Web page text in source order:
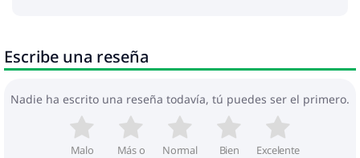
Escribe una reseña
Nadie ha escrito una reseña todavía, tú puedes ser el primero.
Malo
Más o
Normal Bien Excelente